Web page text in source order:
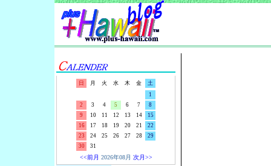
日 月 火 水 木 金
土
1
2
3 4 5 6 7
8
9
10 11 12 13 14
15
16
17 18 19 20 21
22
23
24 25 26 27 28
29
30
31
<<前月 2026年08月 次月>>